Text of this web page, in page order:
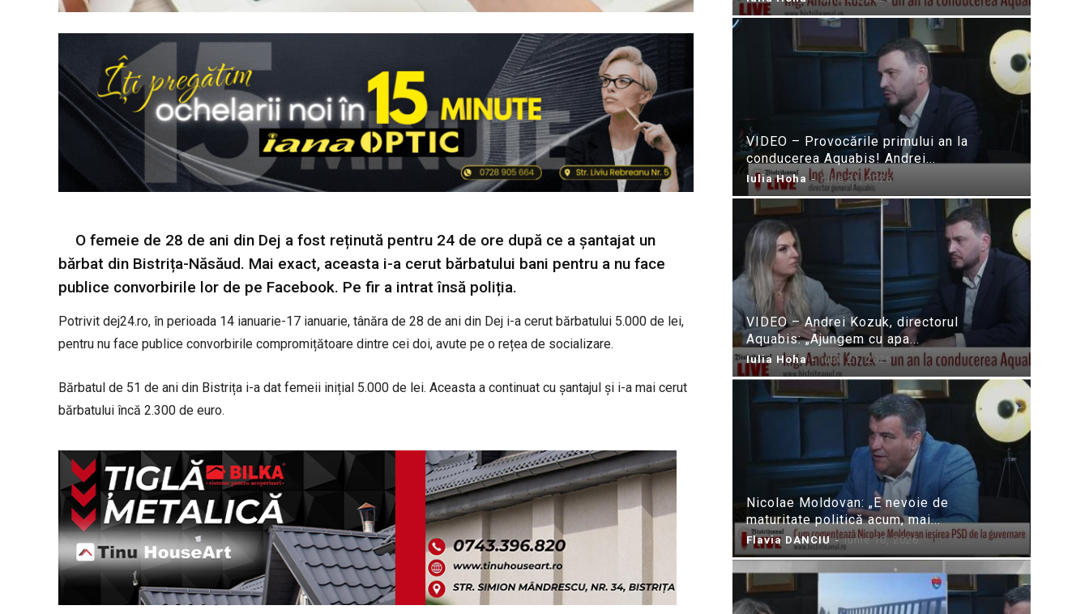
O femeie de 28 de ani din Dej a fost reținută pentru 24 de ore după ce a șantajat un
bărbat din Bistrița-Năsăud. Mai exact, aceasta i-a cerut bărbatului bani pentru a nu face
publice convorbirile lor de pe Facebook. Pe fir a intrat însă poliția.
Potrivit dej24.ro, în perioada 14 ianuarie-17 ianuarie, tânăra de 28 de ani din Dej i-a cerut bărbatului 5.000 de lei,
pentru nu face publice convorbirile compromițătoare dintre cei doi, avute pe o rețea de socializare.
Bărbatul de 51 de ani din Bistrița i-a dat femeii inițial 5.000 de lei. Aceasta a continuat cu șantajul și i-a mai cerut
bărbatului încă 2.300 de euro.
VIDEO – Provocările primului an la
conducerea Aquabis! Andrei...
Iulia Hoha - iulie 21, 2026
VIDEO – Andrei Kozuk, directorul
Aquabis: „Ajungem cu apa...
Iulia Hoha - iulie 21, 2026
Nicolae Moldovan: „E nevoie de
maturitate politică acum, mai...
Flavia DANCIU - iunie 10, 2026